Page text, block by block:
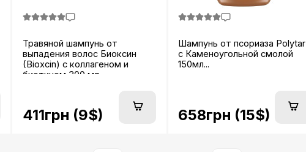
Травяной шампунь от
выпадения волос Биоксин
(Bioxcin) с коллагеном и
биотином 300 мл...
411грн (9$)
Шампунь от псориаза Polytar
с Каменоугольной смолой
150мл...
658грн (15$)